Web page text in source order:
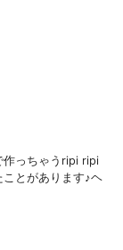
作っちゃう⁡⁡⁡ripi ripi
とがあります♪ヘ